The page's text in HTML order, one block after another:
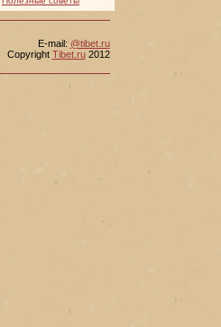
Е-mail: @tibet.ru
Copyright Tibet.ru2012